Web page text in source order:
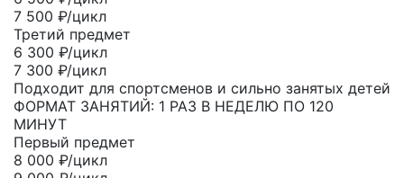
7 500 ₽/цикл
Третий предмет
6 300 ₽/цикл
7 300 ₽/цикл
Подходит для спортсменов и сильно занятых детей
ФОРМАТ ЗАНЯТИЙ: 1 РАЗ В НЕДЕЛЮ ПО 120
МИНУТ
Первый предмет
8 000 ₽/цикл